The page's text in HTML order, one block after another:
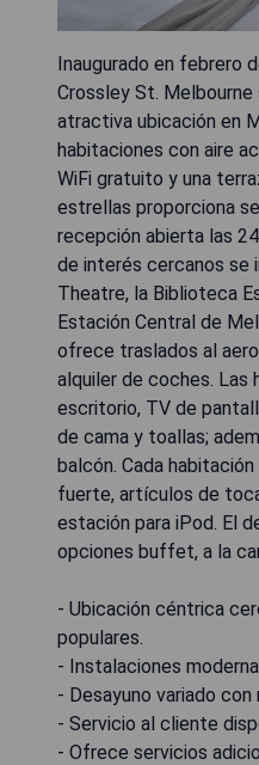
Inaugurado en febrero
Crossley St. Melbourne
atractiva ubicación en
habitaciones con aire
WiFi gratuito y una
estrellas proporciona
recepción abierta las
de interés cercanos se
Theatre, la Biblioteca
Estación Central de
ofrece traslados al
alquiler de coches. Las
escritorio, TV de
de cama y toallas;
balcón. Cada
fuerte, artículos de
estación para iPod. El
opciones buffet, a la
- Ubicación céntrica
populares.
- Instalaciones
- Desayuno variado
- Servicio al cliente
- Ofrece servicios